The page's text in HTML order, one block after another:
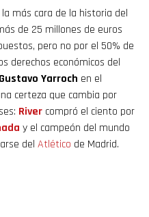
la más cara de la historia del
de 25 millones de euros
pero no por el 50% de
derechos económicos del
Gustavo Yarroch en el
certeza que cambia por
River compró el ciento por
y el campeón del mundo
del Atlético de Madrid.